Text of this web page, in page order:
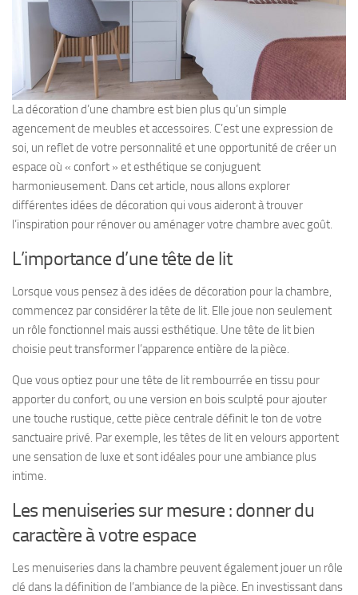
La décoration d’une chambre est bien plus qu’un simple
agencement de meubles et accessoires. C’est une expression de
soi, un reflet de votre personnalité et une opportunité de créer un
espace où « confort » et esthétique se conjuguent
harmonieusement. Dans cet article, nous allons explorer
différentes idées de décoration qui vous aideront à trouver
l’inspiration pour rénover ou aménager votre chambre avec goût.
L’importance d’une tête de lit
Lorsque vous pensez à des idées de décoration pour la chambre,
commencez par considérer la tête de lit. Elle joue non seulement
un rôle fonctionnel mais aussi esthétique. Une tête de lit bien
choisie peut transformer l’apparence entière de la pièce.
Que vous optiez pour une tête de lit rembourrée en tissu pour
apporter du confort, ou une version en bois sculpté pour ajouter
une touche rustique, cette pièce centrale définit le ton de votre
sanctuaire privé. Par exemple, les têtes de lit en velours apportent
une sensation de luxe et sont idéales pour une ambiance plus
intime.
Les menuiseries sur mesure : donner du
caractère à votre espace
Les menuiseries dans la chambre peuvent également jouer un rôle
clé dans la définition de l’ambiance de la pièce. En investissant dans